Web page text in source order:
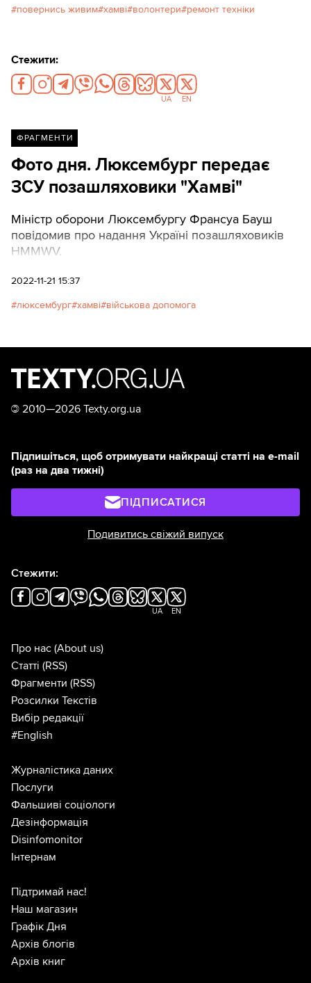
повернись живим хамві волонтери ремонт техніки
Стежити:
UA EN
ФРАГМЕНТИ
Фото дня. Люксембург передає
ЗСУ позашляховики "Хамві"
Міністр оборони Люксембургу Франсуа Бауш
повідомив про надання Україні позашляховиків
HMMWV.
2022-11-21 15:37
люксембург хамві військова допомога
© 2010—2026 Texty.org.ua
Підпишіться, щоб отримувати найкращі статті на e-mail
(раз на два тижні)
ПІДПИСАТИСЯ
Подивитись свіжий випуск
Стежити:
UA EN
Про нас (About us)
Статті (RSS)
Фрагменти (RSS)
Розсилки Текстів
Вибір редакції
#English
Журналістика даних
Послуги
Фальшиві соціологи
Дезінформація
Disinfomonitor
Інтернам
Підтримай нас!
Наш магазин
Графік Дня
Архів блогів
Архів книг